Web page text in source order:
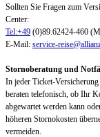
Sollten Sie Fragen zum
Center:
Tel:+49 (0)89.62424-460
E-Mail: service-
Stornoberatung und
In jeder Ticket-
beraten telefonisch, ob Ihr
abgewartet werden kann
höheren Stornokosten
vermeiden.